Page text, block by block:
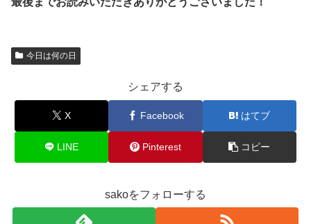
今日は何の日
シェアする
X Facebook はてブ
LINE Pinterest コピー
sakoをフォローする